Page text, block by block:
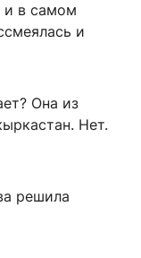
и в самом
и
Она из
Нет.
решила